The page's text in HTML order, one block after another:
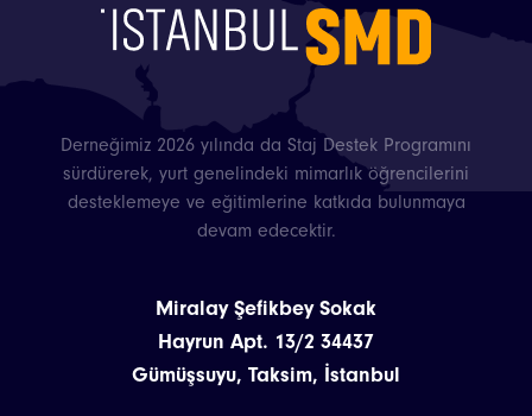
Derneğimiz 2026 yılında da Staj Destek Programını
sürdürerek, yurt genelindeki mimarlık öğrencilerini
desteklemeye ve eğitimlerine katkıda bulunmaya
devam edecektir.
Miralay Şefikbey Sokak
Hayrun Apt. 13/2 34437
Gümüşsuyu, Taksim, İstanbul